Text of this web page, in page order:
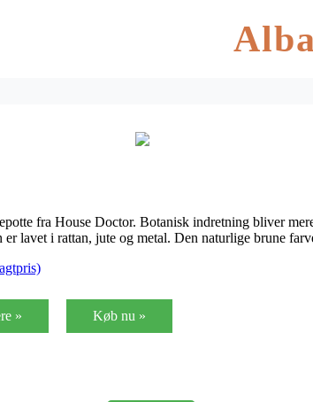
fra House Doctor. Botanisk indretning bliver
er lavet i rattan, jute og metal. Den naturlige brune
» Køb nu »